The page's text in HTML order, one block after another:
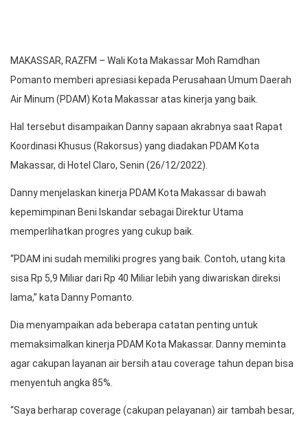
MAKASSAR, RAZFM – Wali Kota Makassar Moh Ramdhan
Pomanto memberi apresiasi kepada Perusahaan Umum Daerah
Air Minum (PDAM) Kota Makassar atas kinerja yang baik.
Hal tersebut disampaikan Danny sapaan akrabnya saat Rapat
Koordinasi Khusus (Rakorsus) yang diadakan PDAM Kota
Makassar, di Hotel Claro, Senin (26/12/2022).
Danny menjelaskan kinerja PDAM Kota Makassar di bawah
kepemimpinan Beni Iskandar sebagai Direktur Utama
memperlihatkan progres yang cukup baik.
“PDAM ini sudah memiliki progres yang baik. Contoh, utang kita
sisa Rp 5,9 Miliar dari Rp 40 Miliar lebih yang diwariskan direksi
lama,” kata Danny Pomanto.
Dia menyampaikan ada beberapa catatan penting untuk
memaksimalkan kinerja PDAM Kota Makassar. Danny meminta
agar cakupan layanan air bersih atau coverage tahun depan bisa
menyentuh angka 85%.
“Saya berharap coverage (cakupan pelayanan) air tambah besar,